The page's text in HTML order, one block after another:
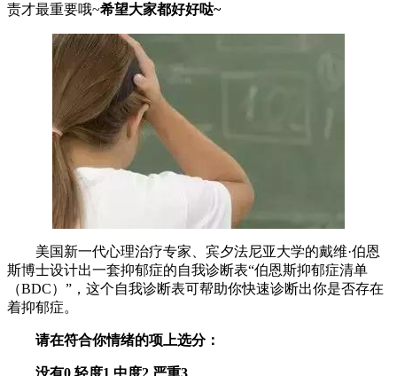
责才最重要哦~希望大家都好好哒~
美国新一代心理治疗专家、宾夕法尼亚大学的戴维·伯恩
斯博士设计出一套抑郁症的自我诊断表“伯恩斯抑郁症清单
（BDC）”，这个自我诊断表可帮助你快速诊断出你是否存在
着抑郁症。
请在符合你情绪的项上选分：
没有0 轻度1 中度2 严重3